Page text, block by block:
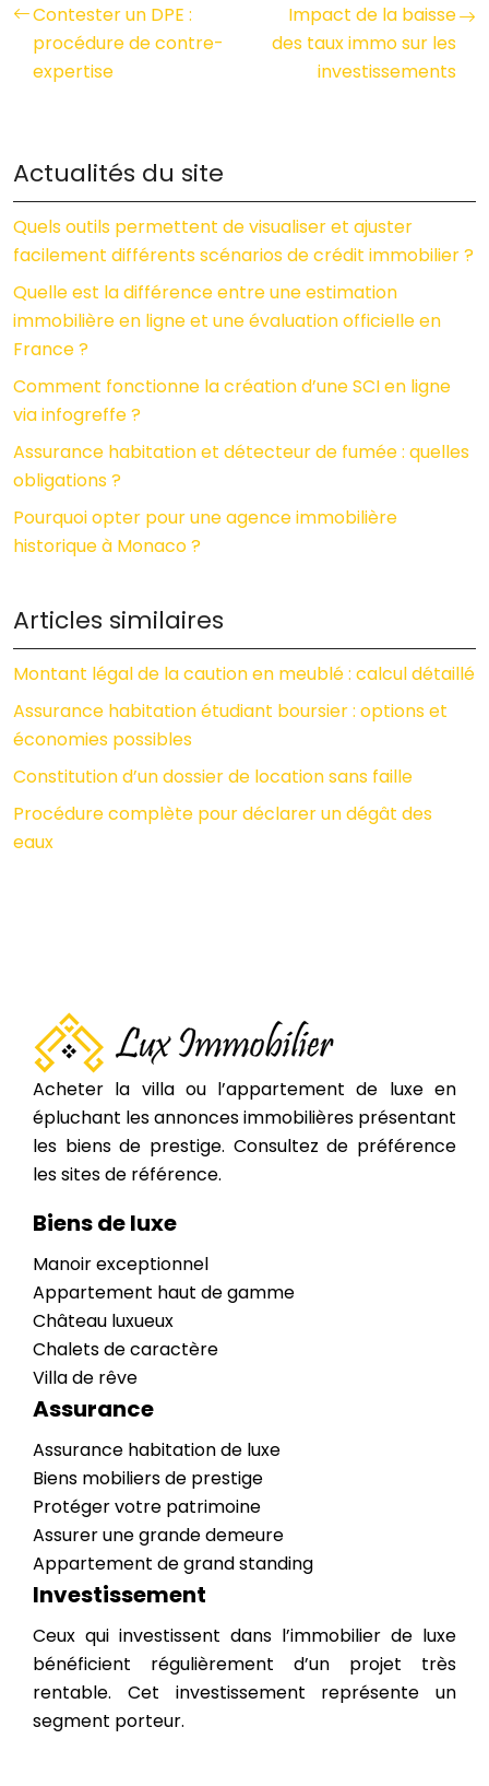
Contester un DPE :
procédure de contre-
expertise
Impact de la baisse
des taux immo sur les
investissements
Actualités du site
Quels outils permettent de visualiser et ajuster
facilement différents scénarios de crédit immobilier ?
Quelle est la différence entre une estimation
immobilière en ligne et une évaluation officielle en
France ?
Comment fonctionne la création d’une SCI en ligne
via infogreffe ?
Assurance habitation et détecteur de fumée : quelles
obligations ?
Pourquoi opter pour une agence immobilière
historique à Monaco ?
Articles similaires
Montant légal de la caution en meublé : calcul détaillé
Assurance habitation étudiant boursier : options et
économies possibles
Constitution d’un dossier de location sans faille
Procédure complète pour déclarer un dégât des
eaux
Acheter la villa ou l’appartement de luxe en
épluchant les annonces immobilières présentant
les biens de prestige. Consultez de préférence
les sites de référence.
Biens de luxe
Manoir exceptionnel
Appartement haut de gamme
Château luxueux
Chalets de caractère
Villa de rêve
Assurance
Assurance habitation de luxe
Biens mobiliers de prestige
Protéger votre patrimoine
Assurer une grande demeure
Appartement de grand standing
Investissement
Ceux qui investissent dans l’immobilier de luxe
bénéficient régulièrement d’un projet très
rentable. Cet investissement représente un
segment porteur.